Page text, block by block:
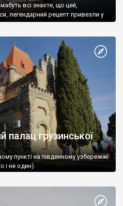
всі знаєте, що цей,
легендарний рецепт привезли у
палац грузинської
пункті на південному узбережжі
і не один).